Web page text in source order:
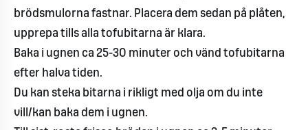
brödsmulorna fastnar. Placera dem sedan på plåten,
upprepa tills alla tofubitarna är klara.
Baka i ugnen ca 25-30 minuter och vänd tofubitarna
efter halva tiden.
Du kan steka bitarna i rikligt med olja om du inte
vill/kan baka dem i ugnen.